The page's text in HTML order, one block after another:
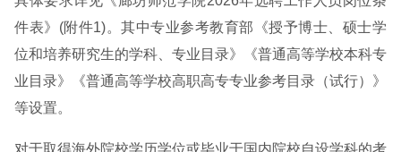
件表》(附件1)。其中专业参考教育部《授予博士、硕士学
位和培养研究生的学科、专业目录》《普通高等学校本科专
业目录》《普通高等学校高职高专专业参考目录（试行）》
等设置。
对于取得海外院校学历学位或毕业于国内院校自设学科的考